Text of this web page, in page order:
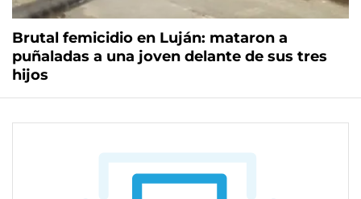
Brutal femicidio en Luján: mataron a
puñaladas a una joven delante de sus tres
hijos